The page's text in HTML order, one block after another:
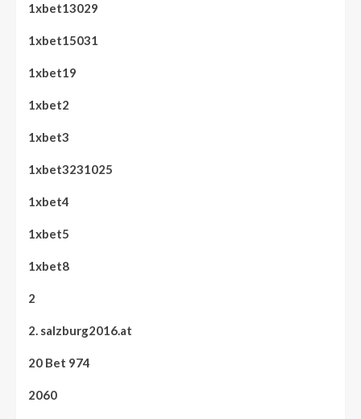
1xbet13029
1xbet15031
1xbet19
1xbet2
1xbet3
1xbet3231025
1xbet4
1xbet5
1xbet8
2
2. salzburg2016.at
20 Bet 974
2060